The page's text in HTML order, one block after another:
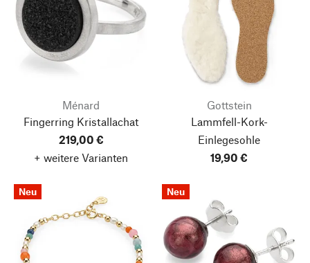
Ménard
Fingerring Kristallachat
219,00 €
+ weitere Varianten
Gottstein
Lammfell-Kork-
Einlegesohle
19,90 €
Neu Neu